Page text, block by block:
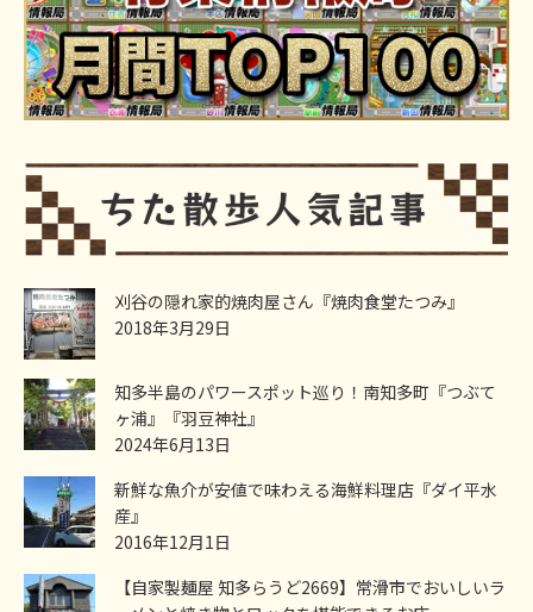
刈谷の隠れ家的焼肉屋さん『焼肉食堂たつみ』
2018年3月29日
知多半島のパワースポット巡り！南知多町『つぶて
ヶ浦』『羽豆神社』
2024年6月13日
新鮮な魚介が安値で味わえる海鮮料理店『ダイ平水
産』
2016年12月1日
【自家製麺屋 知多らうど2669】常滑市でおいしいラ